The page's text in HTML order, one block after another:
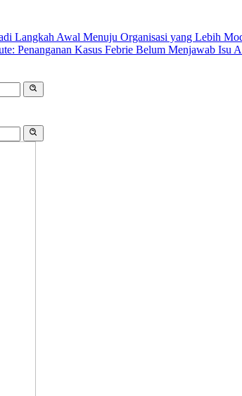
Langkah Awal Menuju Organisasi yang Lebih
Penanganan Kasus Febrie Belum Menjawab Isu